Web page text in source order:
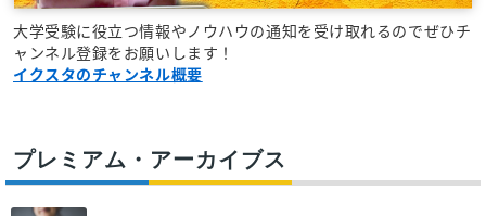
大学受験に役立つ情報やノウハウの通知を受け取れるのでぜひチ
ャンネル登録をお願いします！
イクスタのチャンネル概要
プレミアム・アーカイブス